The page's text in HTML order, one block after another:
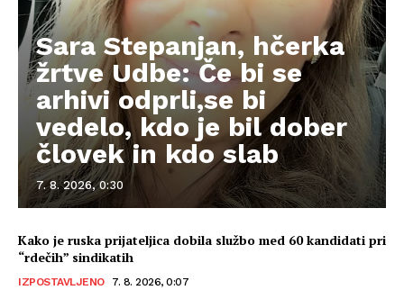
Sara Stepanjan, hčerka
žrtve Udbe: Če bi se
arhivi odprli,se bi
vedelo, kdo je bil dober
človek in kdo slab
7. 8. 2026, 0:30
Kako je ruska prijateljica dobila službo med 60 kandidati pri
“rdečih” sindikatih
IZPOSTAVLJENO 7. 8. 2026, 0:07